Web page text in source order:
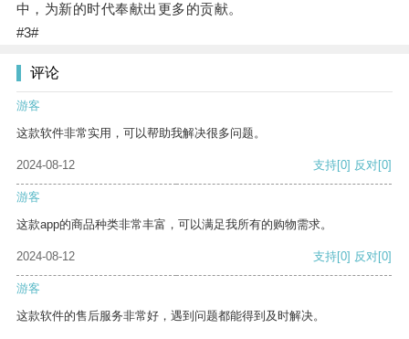
中，为新的时代奉献出更多的贡献。
#3#
评论
游客
这款软件非常实用，可以帮助我解决很多问题。
2024-08-12 支持[0] 反对[0]
游客
这款app的商品种类非常丰富，可以满足我所有的购物需求。
2024-08-12 支持[0] 反对[0]
游客
这款软件的售后服务非常好，遇到问题都能得到及时解决。